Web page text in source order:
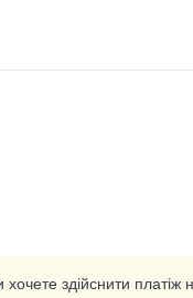
здійснити платіж